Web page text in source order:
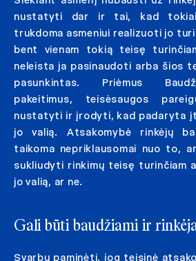
nustatyti dar ir tai, kad
trukdoma asmeniui realizuoti jo
bent vienam tokią teisę
neleista ja pasinaudoti arba šios
pasunkintas. Priėmus
pakeitimus, teisėsaugos
nustatyti ir įrodyti, kad padaryta
jo valią. Atsakomybė rinkėjų
taikoma nepriklausomai nuo to,
sukliudyti rinkimų teisę turinčiam
jo valią, ar ne.
Gali būti baudžiami ir
Svarbu paminėti, jog teisinė